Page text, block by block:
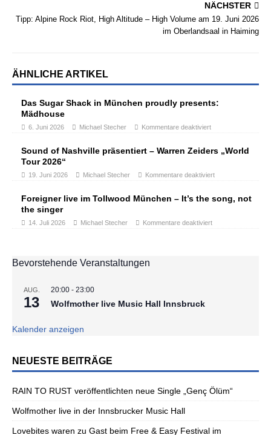
NÄCHSTER
Tipp: Alpine Rock Riot, High Altitude – High Volume am 19. Juni 2026
im Oberlandsaal in Haiming
ÄHNLICHE ARTIKEL
Das Sugar Shack in München proudly presents:
Mädhouse
6. Juni 2026 Michael Stecher Kommentare deaktiviert
Sound of Nashville präsentiert – Warren Zeiders „World
Tour 2026“
19. Juni 2026 Michael Stecher Kommentare deaktiviert
Foreigner live im Tollwood München – It’s the song, not
the singer
14. Juli 2026 Michael Stecher Kommentare deaktiviert
Bevorstehende Veranstaltungen
AUG.
13
20:00 - 23:00
Wolfmother live Music Hall Innsbruck
Kalender anzeigen
NEUESTE BEITRÄGE
RAIN TO RUST veröffentlichten neue Single „Genç Ölüm“
Wolfmother live in der Innsbrucker Music Hall
Lovebites waren zu Gast beim Free & Easy Festival im